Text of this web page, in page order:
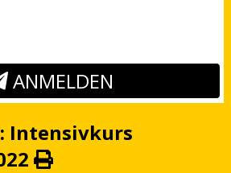
ANMELDEN
Intensivkurs